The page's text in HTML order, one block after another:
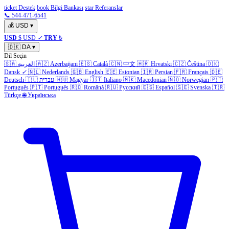
ticket Destek book Bilgi Bankası star Referanslar
📞 544-471-6541
💰 USD ▾
USD $ USD ✓ TRY ₺
🇩🇰 DA ▾
Dil Seçin
🇸🇦 العربية 🇦🇿 Azerbaijani 🇪🇸 Català 🇨🇳 中文 🇭🇷 Hrvatski 🇨🇿 Čeština 🇩🇰
Dansk ✓ 🇳🇱 Nederlands 🇬🇧 English 🇪🇪 Estonian 🇮🇷 Persian 🇫🇷 Français 🇩🇪
Deutsch 🇮🇱 עברית 🇭🇺 Magyar 🇮🇹 Italiano 🇲🇰 Macedonian 🇳🇴 Norwegian 🇵🇹
Português 🇵🇹 Português 🇷🇴 Română 🇷🇺 Русский 🇪🇸 Español 🇸🇪 Svenska 🇹🇷
Türkçe 🌐 Українська